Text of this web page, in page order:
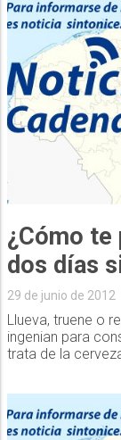
¿Cómo te
dos días
29 de junio de 2012
Llueva, truene o
ingenian para
trata de la